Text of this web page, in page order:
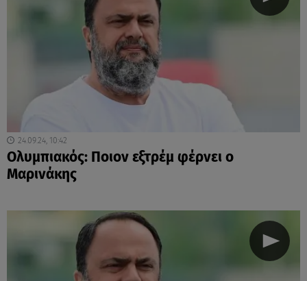
24.09.24, 10:42
Oλυμπιακός: Ποιον εξτρέμ φέρνει ο
Μαρινάκης